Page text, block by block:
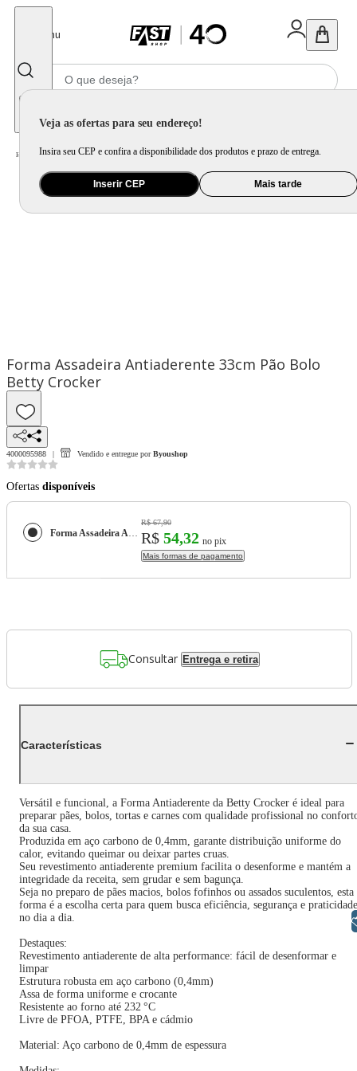
Menu
Veja as ofertas para seu endereço!
Insira seu CEP e confira a disponibilidade dos produtos e prazo de entrega.
Inserir CEP Mais tarde
Home Utilidade Doméstica Cozinha / Assadeira, Forma e Travessa
Forma Assadeira Antiaderente 33cm Pão Bolo
Betty Crocker
4000095988 Vendido e entregue por Byoushop
Ofertas disponíveis
Forma Assadeira Antiaderente 33cm Pão Bolo Betty Crocker
R$ 67,90
R$ 54,32 no pix
Mais formas de pagamento
Consultar Entrega e retira
Características
Versátil e funcional, a Forma Antiaderente da Betty Crocker é ideal para
preparar pães, bolos, tortas e carnes com qualidade profissional no
da sua casa.
Produzida em aço carbono de 0,4mm, garante distribuição uniforme do
calor, evitando queimar ou deixar partes cruas.
Seu revestimento antiaderente premium facilita o desenforme e mantém a
integridade da receita, sem grudar e sem bagunça.
Seja no preparo de pães macios, bolos fofinhos ou assados suculentos, esta
forma é a escolha certa para quem busca eficiência, segurança e praticidade
no dia a dia.
Destaques:
Revestimento antiaderente de alta performance: fácil de desenformar e
limpar
Estrutura robusta em aço carbono (0,4mm)
Assa de forma uniforme e crocante
Resistente ao forno até 232 °C
Livre de PFOA, PTFE, BPA e cádmio
Material: Aço carbono de 0,4mm de espessura